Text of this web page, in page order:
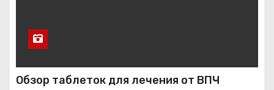
Обзор таблеток для лечения от ВПЧ